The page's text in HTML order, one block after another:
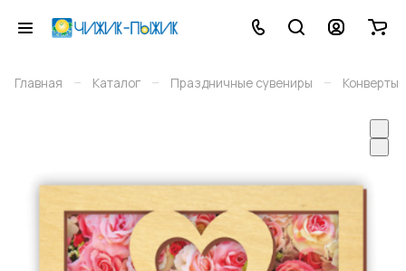
Главная – Каталог – Праздничные сувениры – Конверты